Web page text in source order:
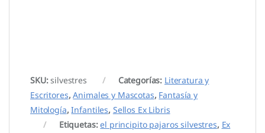
SKU:silvestres Categorías: Literatura y
Escritores,Animales y Mascotas, Fantasía y
Mitología,Infantiles, Sellos Ex Libris
Etiquetas:el principito pajaros silvestres, Ex